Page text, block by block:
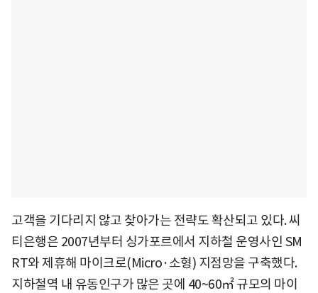
고객을 기다리지 않고 찾아가는 전략도 확산되고 있다. 씨
티은행은 2007년부터 싱가포르에서 지하철 운영사인 SM
RT와 제휴해 마이크로(Micro·소형) 지점망을 구축했다.
지하철역 내 유동인구가 많은 곳에 40~60㎡ 규모의 마이